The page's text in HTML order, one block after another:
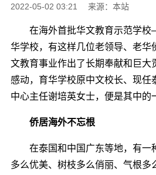
2022-05-02 03:21 来源：本站
在海外首批华文教育示范学校
华学校，有这样几位老领导、老华
文教育事业作出了长期奉献和巨大
感动，育华学校原中文校长、现任
中心主任谢培英女士，便是其中的
侨居海外不忘根
在泰国和中国广东等地，有一
多么优美、树枝多么俏丽、气根多